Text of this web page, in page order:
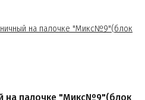
на палочке "Микс№9"(блок